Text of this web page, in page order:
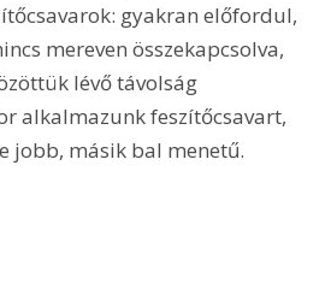
gyakran előfordul,
mereven összekapcsolva,
lévő távolság
alkalmazunk feszítőcsavart,
jobb, másik bal menetű.